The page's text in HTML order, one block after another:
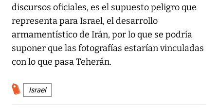
discursos oficiales, es el supuesto peligro que
representa para Israel, el desarrollo
armamentístico de Irán, por lo que se podría
suponer que las fotografías estarían vinculadas
con lo que pasa Teherán.
Israel